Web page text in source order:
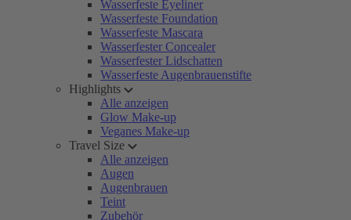
Wasserfeste Eyeliner
Wasserfeste Foundation
Wasserfeste Mascara
Wasserfester Concealer
Wasserfester Lidschatten
Wasserfeste Augenbrauenstifte
Highlights
Alle anzeigen
Glow Make-up
Veganes Make-up
Travel Size
Alle anzeigen
Augen
Augenbrauen
Teint
Zubehör